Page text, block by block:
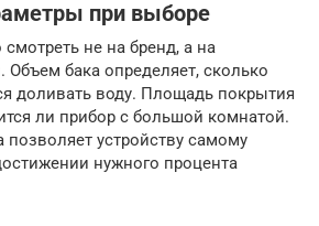
при выборе
не на бренд, а на
бака определяет, сколько
доливать воду. Площадь покрытия
ли прибор с большой комнатой.
позволяет устройству самому
нужного процента